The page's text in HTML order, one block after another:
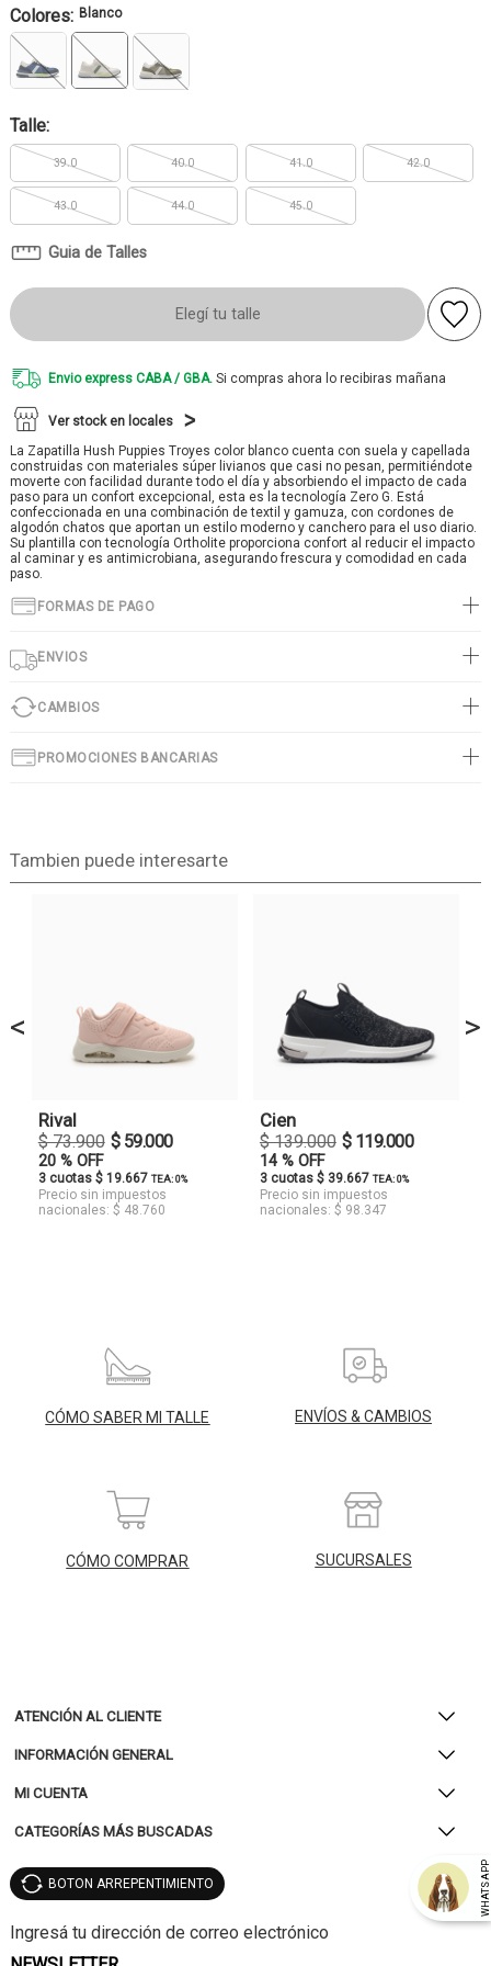
Colores: Blanco
Talle:
39.0 40.0 41.0 42.0
43.0 44.0 45.0
Guia de Talles
Elegí tu talle
Envio express CABA / GBA. Si compras ahora lo recibiras mañana
Ver stock en locales
La Zapatilla Hush Puppies Troyes color blanco cuenta con suela y capellada
construidas con materiales súper livianos que casi no pesan, permitiéndote
moverte con facilidad durante todo el día y absorbiendo el impacto de cada
paso para un confort excepcional, esta es la tecnología Zero G. Está
confeccionada en una combinación de textil y gamuza, con cordones de
algodón chatos que aportan un estilo moderno y canchero para el uso diario.
Su plantilla con tecnología Ortholite proporciona confort al reducir el impacto
al caminar y es antimicrobiana, asegurando frescura y comodidad en cada
paso.
FORMAS DE PAGO
ENVIOS
CAMBIOS
PROMOCIONES BANCARIAS
Tambien puede interesarte
<
Rival
$ 73.900 $ 59.000
20 % OFF
3 cuotas $ 19.667 TEA: 0%
Precio sin impuestos
nacionales: $ 48.760
Cien
$ 139.000 $ 119.000
14 % OFF
3 cuotas $ 39.667 TEA: 0%
Precio sin impuestos
nacionales: $ 98.347
>
CÓMO SABER MI TALLE ENVÍOS & CAMBIOS
CÓMO COMPRAR SUCURSALES
ATENCIÓN AL CLIENTE
INFORMACIÓN GENERAL
MI CUENTA
CATEGORÍAS MÁS BUSCADAS
WHATSAPP
BOTON ARREPENTIMIENTO